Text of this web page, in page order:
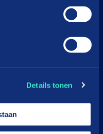
Details tonen
Apple